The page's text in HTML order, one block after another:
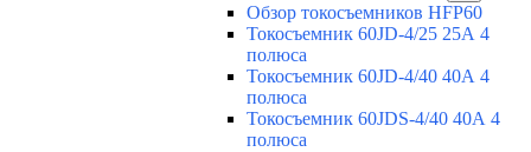
Обзор токосъемников HFP60
Токосъемник 60JD-4/25 25А 4
полюса
Токосъемник 60JD-4/40 40А 4
полюса
Токосъемник 60JDS-4/40 40А 4
полюса